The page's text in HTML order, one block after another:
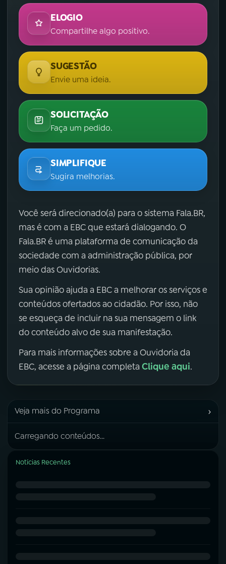
ELOGIO
Compartilhe algo positivo.
SUGESTÃO
Envie uma ideia.
SOLICITAÇÃO
Faça um pedido.
SIMPLIFIQUE
Sugira melhorias.
Você será direcionado(a) para o sistema Fala.BR,
mas é com a EBC que estará dialogando. O
Fala.BR é uma plataforma de comunicação da
sociedade com a administração pública, por
meio das Ouvidorias.
Sua opinião ajuda a EBC a melhorar os serviços e
conteúdos ofertados ao cidadão. Por isso, não
se esqueça de incluir na sua mensagem o link
do conteúdo alvo de sua manifestação.
Para mais informações sobre a Ouvidoria da
EBC, acesse a página completa Clique aqui.
Veja mais do Programa ›
Carregando conteúdos...
Notícias Recentes